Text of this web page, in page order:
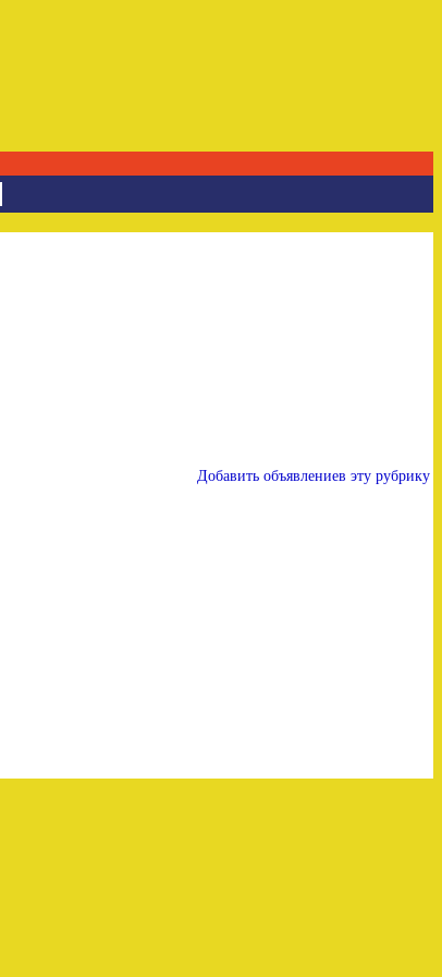
Добавить объявлениев эту рубрику